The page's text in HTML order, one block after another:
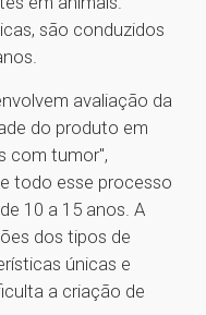
são conduzidos
avaliação da
do produto em
com tumor",
todo esse processo
10 a 15 anos. A
dos tipos de
únicas e
a criação de